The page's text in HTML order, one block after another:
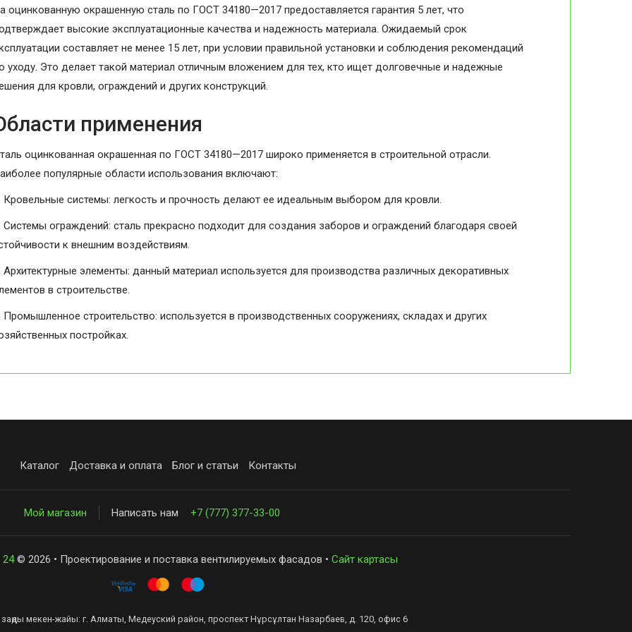
оцинкованную окрашенную сталь по ГОСТ 34180—2017 предоставляется гарантия 5 лет, что
высокие эксплуатационные качества и надежность материала. Ожидаемый срок
составляет не менее 15 лет, при условии правильной установки и соблюдения рекомендаций
уходу. Это делает такой материал отличным вложением для тех, кто ищет долговечные и надежные
для кровли, ограждений и других конструкций.
применения
оцинкованная окрашенная по ГОСТ 34180—2017 широко применяется в строительной отрасли.
популярные области использования включают:
Кровельные системы: легкость и прочность делают ее идеальным выбором для кровли.
Системы ограждений: сталь прекрасно подходит для создания заборов и ограждений благодаря своей
к внешним воздействиям.
Архитектурные элементы: данный материал используется для производства различных декоративных
в строительстве.
Промышленное строительство: используется в производственных сооружениях, складах и других
постройках.
Каталог Доставка и оплата Блог и статьи Контакты
Мой магазин Написать нам +7 (777) 377-33-00
24© 2026 • Проектирование и поставка вентилируемых фасадов • Сайт картасы
заңды мекен-жайы: г. Алматы, Медеуский район, проспект Нұрсұлтан Назарбаев, д. 120, офис 6